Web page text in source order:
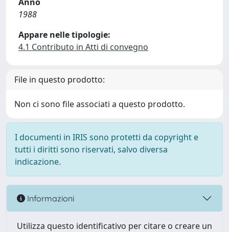
1988
Appare nelle tipologie:
4.1 Contributo in Atti di convegno
File in questo prodotto:
Non ci sono file associati a questo prodotto.
I documenti in IRIS sono protetti da copyright e
tutti i diritti sono riservati, salvo diversa
indicazione.
Informazioni
Utilizza questo identificativo per citare o creare un